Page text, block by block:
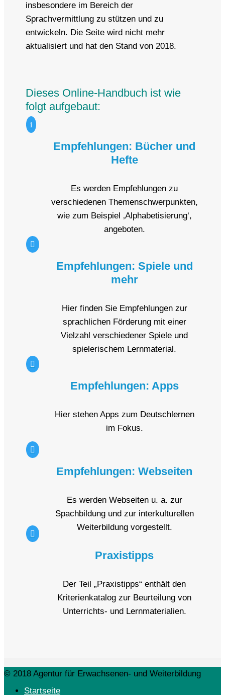
insbesondere im Bereich der
Sprachvermittlung zu stützen und zu
entwickeln. Die Seite wird nicht mehr
aktualisiert und hat den Stand von 2018.
Dieses Online-Handbuch ist wie
folgt aufgebaut:
i
Empfehlungen: Bücher und
Hefte
Es werden Empfehlungen zu
verschiedenen Themenschwerpunkten,
wie zum Beispiel ‚Alphabetisierung‘,
angeboten.

Empfehlungen: Spiele und
mehr
Hier finden Sie Empfehlungen zur
sprachlichen Förderung mit einer
Vielzahl verschiedener Spiele und
spielerischem Lernmaterial.

Empfehlungen: Apps
Hier stehen Apps zum Deutschlernen
im Fokus.

Empfehlungen: Webseiten
Es werden Webseiten u. a. zur
Spachbildung und zur interkulturellen
Weiterbildung vorgestellt.

Praxistipps
Der Teil „Praxistipps“ enthält den
Kriterienkatalog zur Beurteilung von
Unterrichts- und Lernmaterialien.
© 2018 Agentur für Erwachsenen- und Weiterbildung
Startseite